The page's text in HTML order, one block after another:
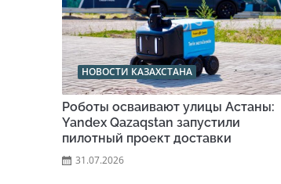
НОВОСТИ КАЗАХСТАНА
Роботы осваивают улицы Астаны:
Yandex Qazaqstan запустили
пилотный проект доставки
31.07.2026